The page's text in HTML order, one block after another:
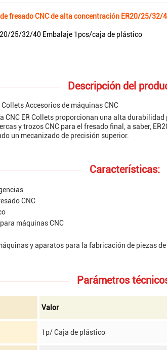
fresado CNC de alta concentración ER20/25/32/
25/32/40 Embalaje 1pcs/caja de plástico
Descripción del
Accesorios de máquinas CNC
CNC ER Collets proporcionan una alta
y trozos CNC para el fresado final, a saber,
un mecanizado de precisión superior.
Características:
CNC
máquinas CNC
y aparatos para la fabricación de piezas de
Parámetros
Valor
1p/ Caja de plástico